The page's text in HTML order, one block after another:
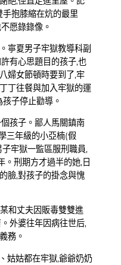
抱膝縮在炕的最里
愿錄錄像。
寧夏男子牢獄教導科副
有心思題目的孩子,也
婦女節頓時要到了,牢
丁往餐與加入牢獄的運
子停止勸導。
孩子。鄙人馬關鎮南
三年級的小亞楠(假
牢獄一監區服刑職員,
。刑期方才過半的她,日
臉,對孩子的掛念與愧
和丈夫因販毒雙雙進
外婆往年因病往世后,
務。
姑姑都在牢獄,爺爺奶奶